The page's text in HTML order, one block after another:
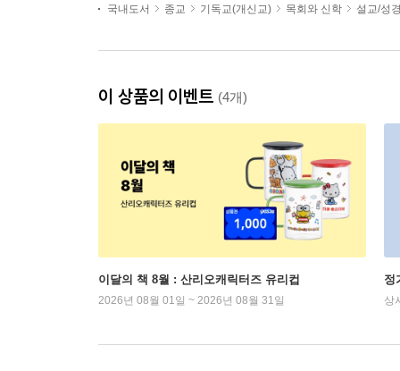
국내도서 종교 기독교(개신교) 목회와 신학 설교/성
이 상품의 이벤트 (4개)
이달의 책 8월 : 산리오캐릭터즈 유리컵
2026년 08월 01일 ~ 2026년 08월 31일
정
상